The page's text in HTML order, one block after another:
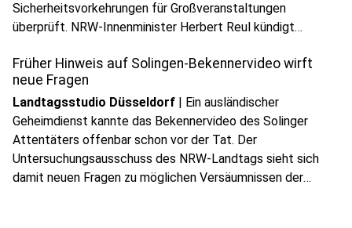
Sicherheitsvorkehrungen für Großveranstaltungen
überprüft. NRW-Innenminister Herbert Reul kündigt
Gefährdern sachlich zu führen und mögliche Konsequenzen
zu prüfen.
play_circleAudio anhören
Früher Hinweis auf Solingen-Bekennervideo wirft
neue Fragen
Landtagsstudio Düsseldorf | Ein ausländischer
Geheimdienst kannte das Bekennervideo des Solinger
Attentäters offenbar schon vor der Tat. Der
Untersuchungsausschuss des NRW-Landtags sieht sich
damit neuen Fragen zu möglichen Versäumnissen der